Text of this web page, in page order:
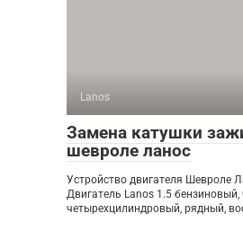
Lanos
Замена катушки
шевроле ланос
Устройство двигателя Шевроле
Двигатель Lanos 1.5 бензиновый,
четырехцилиндровый, рядный,